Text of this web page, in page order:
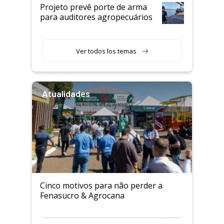
Projeto prevê porte de arma
para auditores agropecuários
Ver todos los temas
Atualidades
Cinco motivos para não perder a
Fenasucro & Agrocana